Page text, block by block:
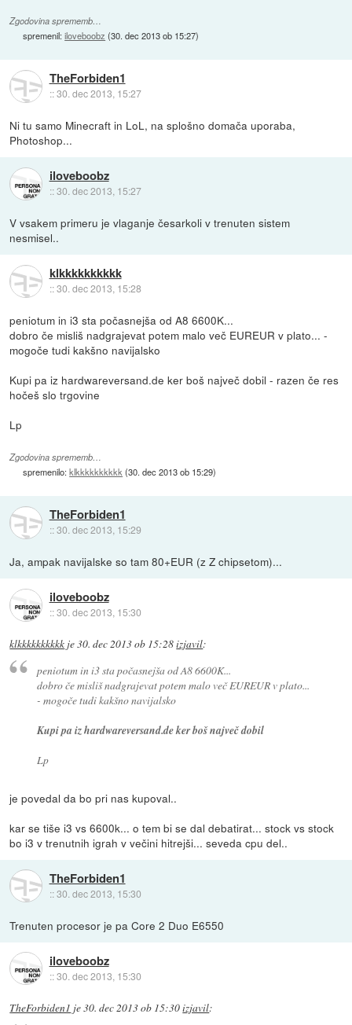
Zgodovina sprememb…
spremenil:iloveboobz (30. dec 2013 ob 15:27)
TheForbiden1
::30. dec 2013, 15:27
Ni tu samo Minecraft in LoL, na splošno domača uporaba,
Photoshop...
iloveboobz
::30. dec 2013, 15:27
V vsakem primeru je vlaganje česarkoli v trenuten sistem
nesmisel..
klkkkkkkkkkk
::30. dec 2013, 15:28
peniotum in i3 sta počasnejša od A8 6600K...
dobro če misliš nadgrajevat potem malo več EUREUR v plato... -
mogoče tudi kakšno navijalsko
Kupi pa iz hardwareversand.de ker boš največ dobil - razen če res
hočeš slo trgovine
Lp
Zgodovina sprememb…
spremenilo:klkkkkkkkkkk(30. dec 2013 ob 15:29)
TheForbiden1
::30. dec 2013, 15:29
Ja, ampak navijalske so tam 80+EUR (z Z chipsetom)...
iloveboobz
::30. dec 2013, 15:30
klkkkkkkkkkk je30. dec 2013 ob 15:28izjavil:
peniotum in i3 sta počasnejša od A8 6600K...
dobro če misliš nadgrajevat potem malo več EUREUR v plato...
- mogoče tudi kakšno navijalsko
Kupi pa iz hardwareversand.de ker boš največ dobil
Lp
je povedal da bo pri nas kupoval..
kar se tiše i3 vs 6600k... o tem bi se dal debatirat... stock vs stock
bo i3 v trenutnih igrah v večini hitrejši... seveda cpu del..
TheForbiden1
::30. dec 2013, 15:30
Trenuten procesor je pa Core 2 Duo E6550
iloveboobz
::30. dec 2013, 15:30
TheForbiden1 je30. dec 2013 ob 15:30izjavil: